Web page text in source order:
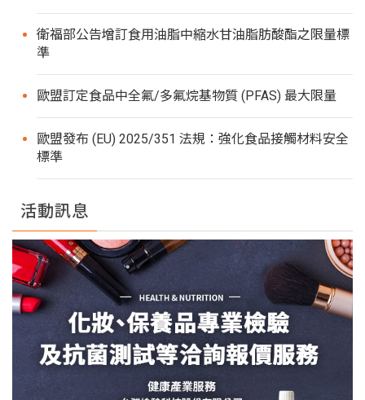
衛福部公告增訂食用油脂中縮水甘油脂肪酸酯之限量標
準
歐盟訂定食品中全氟/多氟烷基物質 (PFAS) 最大限量
歐盟發布 (EU) 2025/351 法規：強化食品接觸材料安全
標準
活動訊息